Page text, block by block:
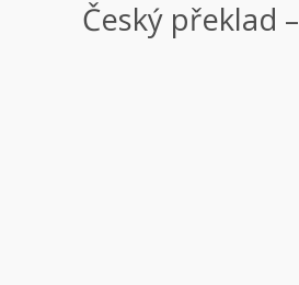
Český překlad –